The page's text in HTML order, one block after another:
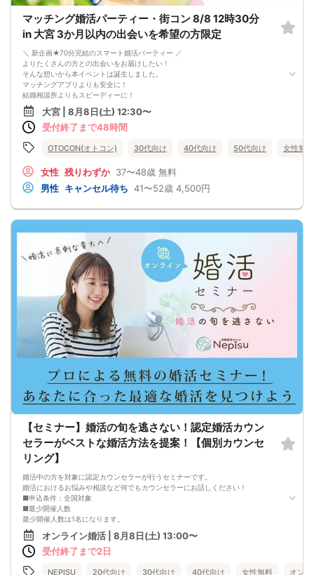
マッチング婚活パーティー・街コン 8/8 12時30分
in 大宮 3か月以内の出会いを希望の方限定
＼ 新企画★70分完結のスマート婚活パーティー ／
よりたくさんの方との出会いをお届けしたい！
そんな想いから本イベントは誕生しました。
マッチングアプリよりも安全に！
結婚相談所よりもスピーディーに！
さらに、今までのパーティーよりもリーズナブルに！
この機会にぜひ、ご参加くださいませ♪
-------------------------------------------------------
・受付
↓
・プロフィールカード記入
婚活に特化した、OTOCON（オトコン）オリジナルの内容です。
・婚活パーティー開始
↓
・1対1の自己紹介タイム(約6～12分)
プロフィールカードを使用してお話ください。
気になる方にはアプローチカードを利用して連絡先を渡してみましょう！
※トークタイムは1回のみです。
・第一印象カード回収・返却
※お話しやすかった方のチェックはトークタイム中にお願い致します。
・リクエストカード記入
カップルを決める、最終投票カードです。
第一希望～第三希望までご記入頂けます。
・カップリング
カップルになられた方は、パーティー終了後
お二人でのお時間をお過ごしくださいませ。
※本イベントの最少催行人数は男女各3名です。
※参加人数や会場の都合により、やむを得ず開催中止と判断する場合がございま
その際は開始時刻の3時間前後にご連絡致します。
-------------------------------------------------------
当日の持ち物
・ご本人様確認書類（運転免許証・保険証など生年月日の記載がある公的な証明
書）を忘れずご持参ください。
※その他、各イベントの内容・注意事項の記載をご確認ください。
※クレジットカードなどはご本人様確認書類になりませんのでご注意ください。
・お飲み物
※アルコール飲料はお控えください。
-------------------------------------------------------
-------------------------------------------------------
大宮 | 8月8日(土) 12:30〜
受付終了まで48時間
OTOCON(オトコン) 30代向け 40代向け 50代向け 女性無料
女性 残りわずか 37〜48歳 無料
男性 キャンセル待ち 41〜52歳 4,500円
【セミナー】婚活の旬を逃さない！認定婚活カウン
セラーがベストな婚活方法を提案！【個別カウンセ
リング】
婚活中の方を対象に認定カウンセラーが行うセミナーです。
婚活におけるお悩みや相談など何でもカウンセラーにお話しください！
■申込条件：全国対象
■最少開催人数
最少開催人数は1名になります。
■中止判断タイミング
開催時刻3時間前までにご連絡させていただきます。
■注意事項
・セミナー当日、セミナーの進行をスムーズに行う為、スタッフの指示に従って
オンライン婚活 | 8月8日(土) 13:00〜
受付終了まで2日
NEPISU 20代向け 30代向け 40代向け 女性無料 オン